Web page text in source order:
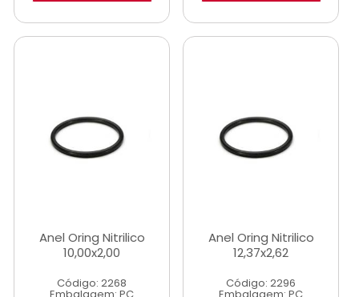
Anel Oring Nitrilico
10,00x2,00
Código: 2268
Anel Oring Nitrilico
12,37x2,62
Código: 2296